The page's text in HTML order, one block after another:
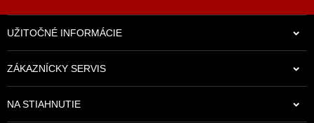
UŽITOČNÉ INFORMÁCIE
ZÁKAZNÍCKY SERVIS
NA STIAHNUTIE